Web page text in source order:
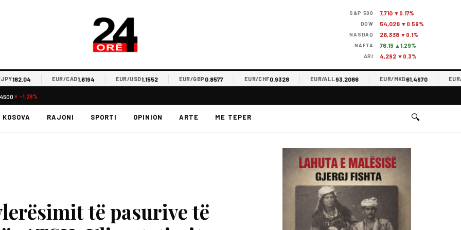
S&P 500 7,710 ▼0.17%
DOW 54,028 ▼0.59%
NASDAQ 26,338 ▼0.1%
NAFTA 76.19 ▲1.29%
ARI 4,292 ▼0.3%
EUR/CAD1.6194 EUR/USD1.1552 EUR/GBP0.8577 EUR/CHF0.9328 EUR/ALL93.2086 EUR/MKD61.4970 EUR/RSD
▼ -1.26%
KOSOVA RAJONI SPORTI OPINION ARTE ME TEPER 🔍
të pasurive të